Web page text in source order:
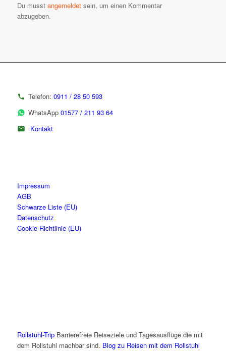
Du musst angemeldetsein, um einen Kommentar
abzugeben.
Telefon: 0911 / 28 50 593
WhatsApp 01577 / 211 93 64
Kontakt
Impressum
AGB
Schwarze Liste (EU)
Datenschutz
Cookie-Richtlinie (EU)
Rollstuhl-TripBarrierefreie Reiseziele und Tagesausflüge die mit
dem Rollstuhl machbar sind. Blog zu Reisen mit dem Rollstuhl